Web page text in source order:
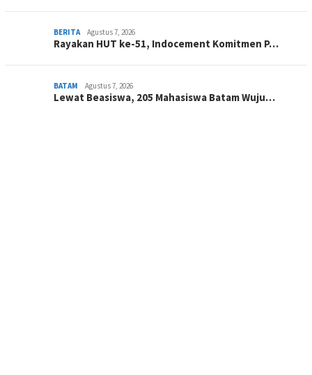
BERITA Agustus 7, 2026
Rayakan HUT ke-51, Indocement Komitmen P…
BATAM Agustus 7, 2026
Lewat Beasiswa, 205 Mahasiswa Batam Wuju…